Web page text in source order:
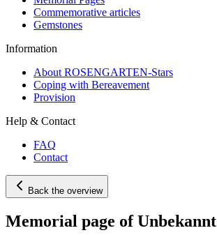
Commemorative articles
Gemstones
Information
About ROSENGARTEN-Stars
Coping with Bereavement
Provision
Help & Contact
FAQ
Contact
Back the overview
Memorial page of Unbekannt